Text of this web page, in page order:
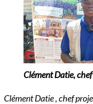
Clément Datie,
Clément Datie , chef